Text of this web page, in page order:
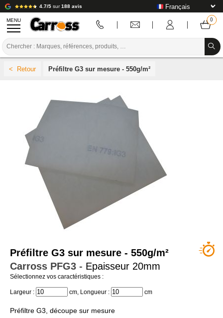
4.7/5 sur188 avis
MENU
PREPARATION / PEINTURE / FINITION
CONSOMMABLE CARROSSERIE
OUTILLAGE CARROSSERIE
ÉQUIPEMENT ATELIER CARROSSERIE
INSTALLATION LABO
TUTORIEL & CONSEILS
Préfiltre G3 sur mesure - 550g/m²
Préfiltre G3 sur mesure - 550g/m²
Carross PFG3 - Epaisseur 20mm
Sélectionnez vos caractéristiques :
Largeur : cm, Longueur : cm
Préfiltre G3, découpe sur mesure